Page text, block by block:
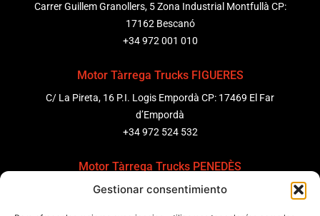
Gestionar consentimiento
Carrer Guillem Granollers, 5 Zona Industrial Montfullà CP:
17162 Bescanó
+34 972 001 010
Motor Tàrrega Trucks FIGUERES
C/ La Pireta, 16 P.I. Logis Empordà CP: 17469 El Far
d’Empordà
+34 972 524 532
Motor Tàrrega Trucks PENEDÈS
C/ Ponent 8, Pol. Ind. Sant Pere Molanta, CP: 08799